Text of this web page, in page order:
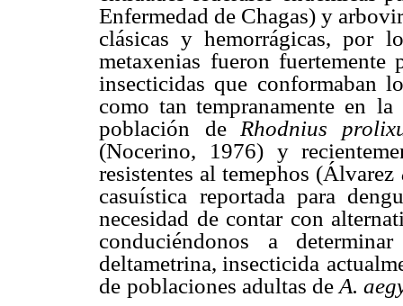
Enfermedad de Chagas) y
clásicas y hemorrágicas, por
metaxenias fueron fuertemente
insecticidas que conformaban
como tan tempranamente en la
población
de Rhodnius
(Nocerino, 1976) y
resistentes al temephos (Álvarez
casuística reportada para
necesidad de contar con
conduciéndonos a
deltametrina, insecticida
de poblaciones adultas de A.